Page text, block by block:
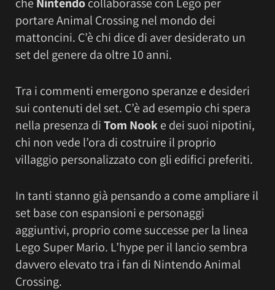
che Nintendocollaborasse con Lego per
portare Animal Crossing nel mondo dei
mattoncini. C’è chi dice di aver desiderato un
set del genere da oltre 10 anni.
Tra i commenti emergono speranze e desideri
sui contenuti del set. C’è ad esempio chi spera
nella presenza diTom Nooke dei suoi nipotini,
chi non vede l’ora di costruire il proprio
villaggio personalizzato con gli edifici preferiti.
In tanti stanno già pensando a come ampliare il
set base con espansioni e personaggi
aggiuntivi, proprio come successe per la linea
Lego Super Mario. L’hype per il lancio sembra
davvero elevato tra i fan di Nintendo Animal
Crossing.